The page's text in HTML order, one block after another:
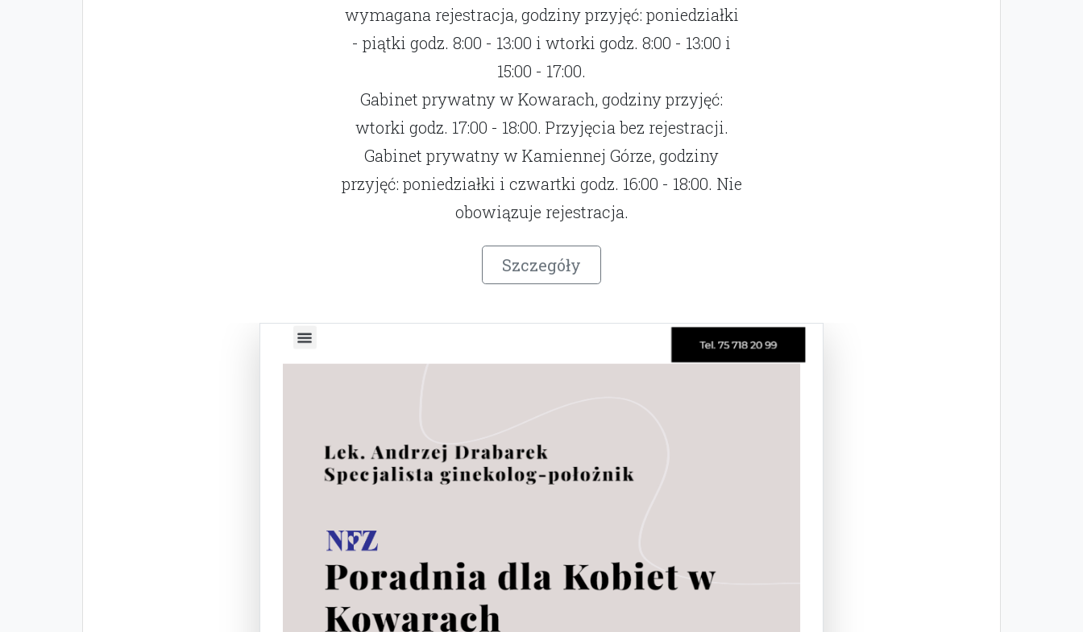
wymagana rejestracja, godziny przyjęć: poniedziałki
- piątki godz. 8:00 - 13:00 i wtorki godz. 8:00 - 13:00 i
15:00 - 17:00.
Gabinet prywatny w Kowarach, godziny przyjęć:
wtorki godz. 17:00 - 18:00. Przyjęcia bez rejestracji.
Gabinet prywatny w Kamiennej Górze, godziny
przyjęć: poniedziałki i czwartki godz. 16:00 - 18:00. Nie
obowiązuje rejestracja.
Szczegóły